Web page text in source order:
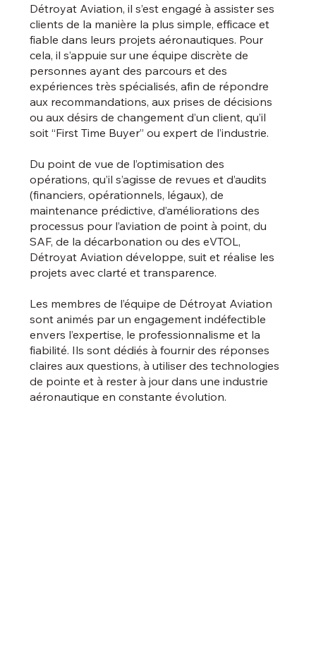
Détroyat Aviation, il s’est engagé à assister ses
clients de la manière la plus simple, efficace et
fiable dans leurs projets aéronautiques. Pour
cela, il s’appuie sur une équipe discrète de
personnes ayant des parcours et des
expériences très spécialisés, afin de répondre
aux recommandations, aux prises de décisions
ou aux désirs de changement d’un client, qu’il
soit “First Time Buyer” ou expert de l’industrie.
Du point de vue de l’optimisation des
opérations, qu’il s’agisse de revues et d’audits
(financiers, opérationnels, légaux), de
maintenance prédictive, d’améliorations des
processus pour l’aviation de point à point, du
SAF, de la décarbonation ou des eVTOL,
Détroyat Aviation développe, suit et réalise les
projets avec clarté et transparence.
Les membres de l’équipe de Détroyat Aviation
sont animés par un engagement indéfectible
envers l’expertise, le professionnalisme et la
fiabilité. Ils sont dédiés à fournir des réponses
claires aux questions, à utiliser des technologies
de pointe et à rester à jour dans une industrie
aéronautique en constante évolution.